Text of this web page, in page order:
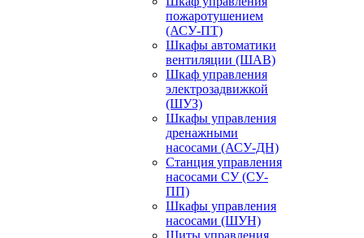
пожаротушением
(АСУ-ПТ)
Шкафы автоматики
вентиляции (ШАВ)
Шкаф управления
электрозадвижкой
(ШУЗ)
Шкафы управления
дренажными
насосами (АСУ-ДН)
Станция управления
насосами СУ (СУ-
ПП)
Шкафы управления
насосами (ШУН)
Щиты управления